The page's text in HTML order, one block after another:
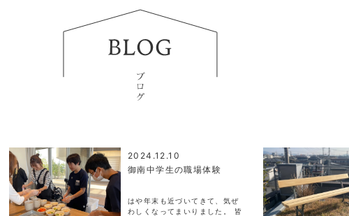
2024.12.10
御南中学生の職場体験
はや年末も近づいてきて、気ぜ
わしくなってまいりました。 皆